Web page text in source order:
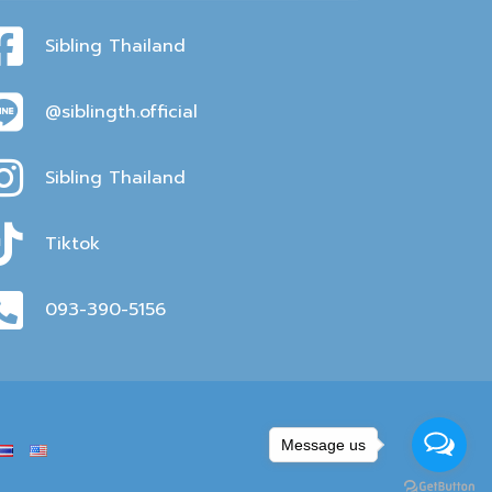
Sibling Thailand
@siblingth.official
Sibling Thailand
Tiktok
093-390-5156
Message us